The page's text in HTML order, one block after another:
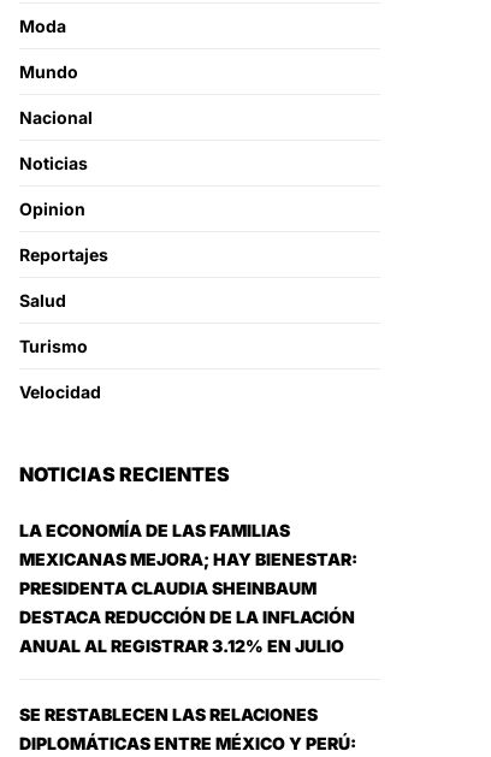
Moda
Mundo
Nacional
Noticias
Opinion
Reportajes
Salud
Turismo
Velocidad
NOTICIAS RECIENTES
LA ECONOMÍA DE LAS FAMILIAS
MEXICANAS MEJORA; HAY BIENESTAR:
PRESIDENTA CLAUDIA SHEINBAUM
DESTACA REDUCCIÓN DE LA INFLACIÓN
ANUAL AL REGISTRAR 3.12% EN JULIO
SE RESTABLECEN LAS RELACIONES
DIPLOMÁTICAS ENTRE MÉXICO Y PERÚ: